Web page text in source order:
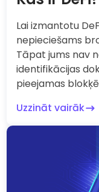
Lai izmantotu
nepieciešams
Tāpat jums nav
identifikācijas
pieejamas
Uzzināt vairāk